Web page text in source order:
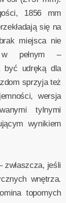
1856 mm
się na
miejsca nie
w pełnym –
być udręką dla
sprzyja też
wersja
tylnymi
wynikiem
zwłaszcza, jeśli
wnętrza.
topornych